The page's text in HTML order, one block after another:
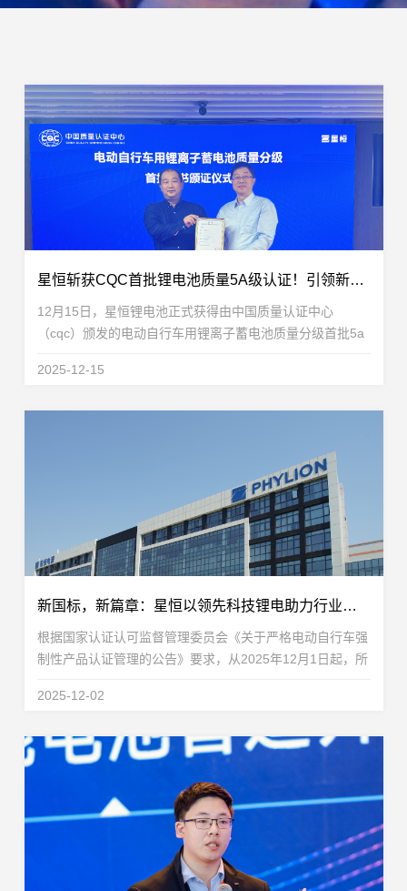
星恒斩获CQC首批锂电池质量5A级认证！引领新国标电动自行车锂电新标杆
12月15日，星恒锂电池正式获得由中国质量认证中心
（cqc）颁发的电动自行车用锂离子蓄电池质量分级首批5a
现，顺利通过包括跌落、热失控、外部短路、过充电、高低
2025-12-15
新国标，新篇章：星恒以领先科技锂电助力行业合规合需前行
根据国家认证认可监督管理委员会《关于严格电动自行车强
制性产品认证管理的公告》要求，从2025年12月1日起，所
2024的规定。在这场深刻的产业变革中，技术储备与...
2025-12-02